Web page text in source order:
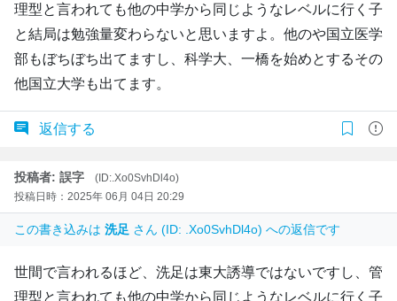
理型と言われても他の中学から同じようなレベルに行く子
と結局は勉強量変わらないと思いますよ。他のや国立医学
部もぼちぼち出てますし、科学大、一橋を始めとするその
他国立大学も出てます。
返信する
投稿者: 誤字
(ID:.Xo0SvhDl4o)
投稿日時：2025年 06月 04日 20:29
この書き込みは 洗足 さん (ID: .Xo0SvhDl4o) への返信です
世間で言われるほど、洗足は東大誘導ではないですし、管
理型と言われても他の中学から同じようなレベルに行く子